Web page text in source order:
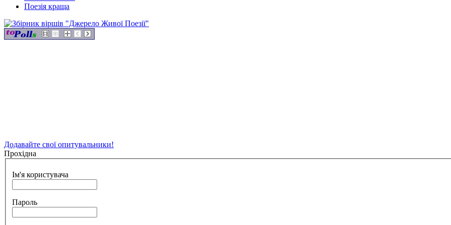
Поезія краща
Додавайте свої опитувальники!
Прохідна
Ім'я користувача
Пароль